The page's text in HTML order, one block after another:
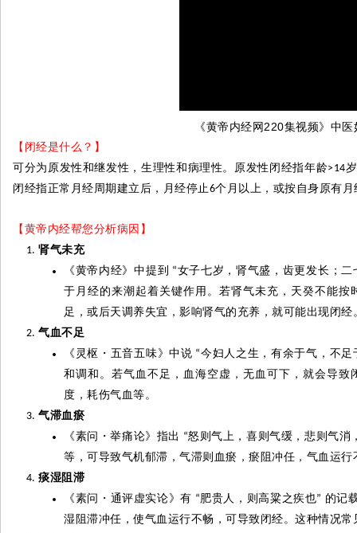
《黄帝内经网220集视频》中
【闭经是什么？】
可分为原发性和继发性，生理性和病理性。原发性 闭经指年龄>14
闭经指正常月经周期建立后，月经停止6个月以上，或按自身原有月
【黄帝内经帮您分析病因】
肾气未充
《黄帝内经》中提到 “女子七岁，肾气盛，齿更发长；
于 月经的来潮起着关键作用。若肾气未充，天癸不能
足，或后天调养失宜，影响肾气的充养，就可能出现闭经
气血不足
《灵枢 ・ 五音五味》中说 “今妇人之生，有余于气，不
和调和。若气血不足，血海空虚，无血可下，就会导
度，耗伤气血等。
气滞血瘀
《素问 ・举痛论》指出 “怒则气上，喜则气缓，悲则气消
等，可导致气机郁滞，气滞则血瘀 ， 瘀阻冲任，气血运行
痰湿阻滞
《素问 ・ 通评虚实论》有 “肥贵人，则高粱之疾也” 的记
湿阻滞冲任，使气血运行不畅，可导致闭经。这种情况